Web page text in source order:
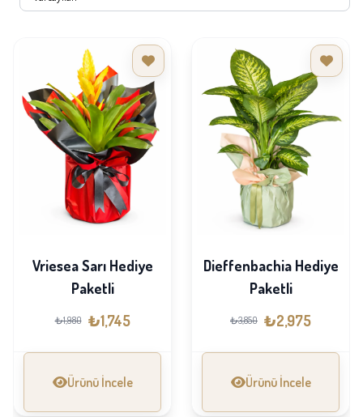
Vriesea Sarı Hediye
Paketli
₺1,980 ₺1,745
Ürünü İncele
Dieffenbachia Hediye
Paketli
₺3,850 ₺2,975
Ürünü İncele